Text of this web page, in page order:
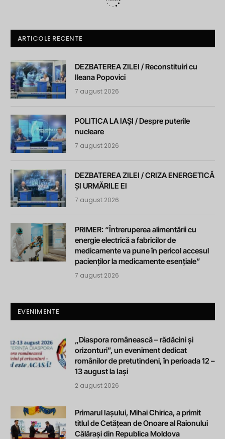
ARTICOLE RECENTE
DEZBATEREA ZILEI / Reconstituiri cu
Ileana Popovici
7 august 2026
POLITICA LA IAȘI / Despre puterile
nucleare
7 august 2026
DEZBATEREA ZILEI / CRIZA ENERGETICĂ
ȘI URMĂRILE EI
7 august 2026
PRIMER: “Întreruperea alimentării cu
energie electrică a fabricilor de
medicamente va pune în pericol accesul
pacienților la medicamente esențiale”
7 august 2026
EVENIMENTE
„Diaspora românească – rădăcini și
orizonturi”, un eveniment dedicat
românilor de pretutindeni, în perioada 12 –
13 august la Iași
2 august 2026
Primarul Iașului, Mihai Chirica, a primit
titlul de Cetățean de Onoare al Raionului
Călărași din Republica Moldova